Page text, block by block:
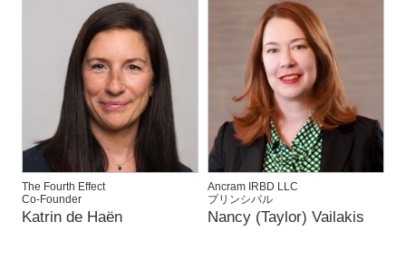
The Fourth Effect
Co-Founder
Katrin de Haën
Ancram IRBD LLC
プリンシパル
Nancy (Taylor) Vailakis